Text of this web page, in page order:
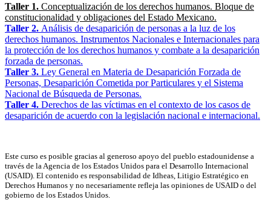
Taller 1. Conceptualización de los derechos humanos. Bloque de
constitucionalidad y obligaciones del Estado Mexicano.
Taller 2. Análisis de desaparición de personas a la luz de los
derechos humanos. Instrumentos Nacionales e Internacionales para
la protección de los derechos humanos y combate a la desaparición
forzada de personas.
Taller 3. Ley General en Materia de Desaparición Forzada de
Personas, Desaparición Cometida por Particulares y el Sistema
Nacional de Búsqueda de Personas.
Taller 4. Derechos de las víctimas en el contexto de los casos de
desaparición de acuerdo con la legislación nacional e internacional.
Este curso es posible gracias al generoso apoyo del pueblo estadounidense a
través de la Agencia de los Estados Unidos para el Desarrollo Internacional
(USAID). El contenido es responsabilidad de Idheas, Litigio Estratégico en
Derechos Humanos y no necesariamente refleja las opiniones de USAID o del
gobierno de los Estados Unidos.